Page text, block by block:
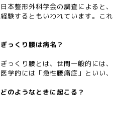
日本整形外科学会の調査によると
経験するともいわれています。こ
ぎっくり腰は病名？
ぎっくり腰とは、世間一般的には
医学的には「急性腰痛症」といい
どのようなときに起こる？